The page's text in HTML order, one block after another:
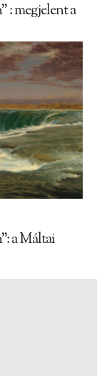
: megjelent a
a Máltai